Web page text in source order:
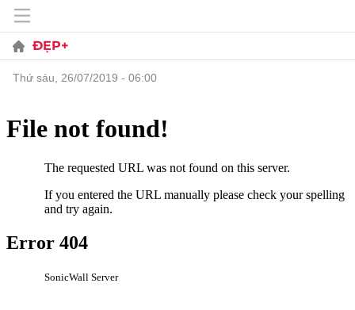
ĐẸP+
thứ sáu, 26/07/2019 - 06:00